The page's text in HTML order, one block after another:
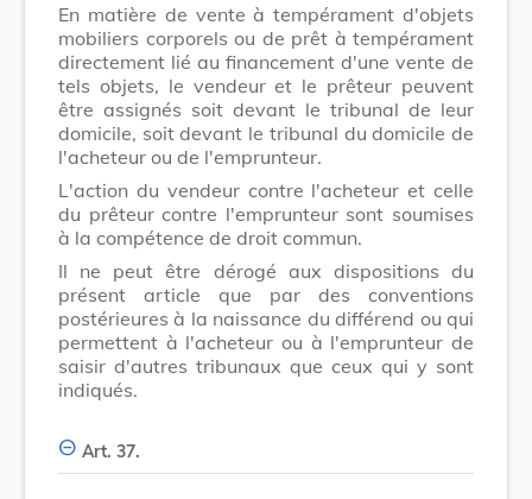
En matière de vente à tempérament d'objets
mobiliers corporels ou de prêt à tempérament
directement lié au financement d'une vente de
tels objets, le vendeur et le prêteur peuvent
être assignés soit devant le tribunal de leur
domicile, soit devant le tribunal du domicile de
l'acheteur ou de l'emprunteur.
L'action du vendeur contre l'acheteur et celle
du prêteur contre l'emprunteur sont soumises
à la compétence de droit commun.
Il ne peut être dérogé aux dispositions du
présent article que par des conventions
postérieures à la naissance du différend ou qui
permettent à l'acheteur ou à l'emprunteur de
saisir d'autres tribunaux que ceux qui y sont
indiqués.
Art. 37.